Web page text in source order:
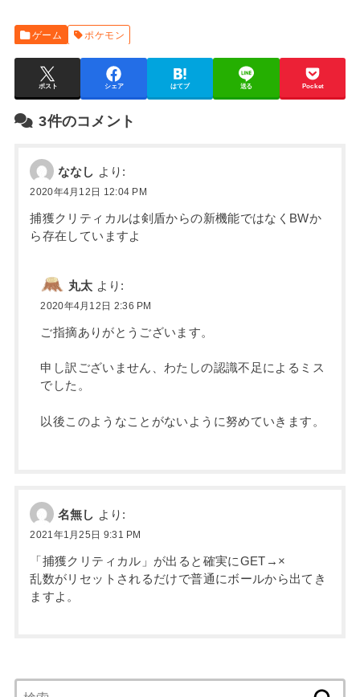
ゲーム ポケモン
ポスト シェア はてブ 送る Pocket
3件のコメント
ななし より:
2020年4月12日 12:04 PM
捕獲クリティカルは剣盾からの新機能ではなくBWか
ら存在していますよ
丸太 より:
2020年4月12日 2:36 PM
ご指摘ありがとうございます。
申し訳ございません、わたしの認識不足によるミス
でした。
以後このようなことがないように努めていきます。
名無し より:
2021年1月25日 9:31 PM
「捕獲クリティカル」が出ると確実にGET→×
乱数がリセットされるだけで普通にボールから出てき
ますよ。